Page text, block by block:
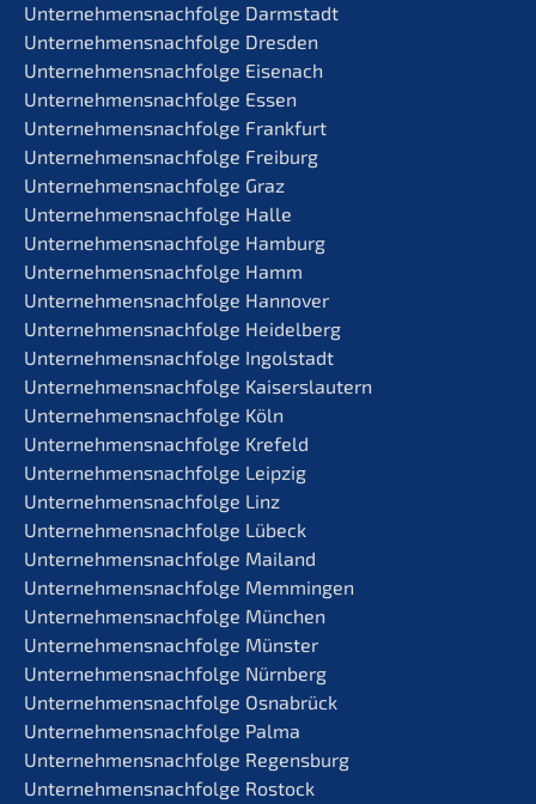
Unternehmens­nachfolge Darmstadt
Unternehmens­nachfolge Dresden
Unternehmens­nachfolge Eisenach
Unternehmens­nachfolge Essen
Unternehmens­nachfolge Frankfurt
Unternehmens­nachfolge Freiburg
Unternehmens­nachfolge Graz
Unternehmens­nachfolge Halle
Unternehmens­nachfolge Hamburg
Unternehmens­nachfolge Hamm
Unternehmens­nachfolge Hannover
Unternehmens­nachfolge Heidelberg
Unternehmens­nachfolge Ingolstadt
Unternehmens­nachfolge Kaiserslautern
Unternehmens­nachfolge Köln
Unternehmens­nachfolge Krefeld
Unternehmens­nachfolge Leipzig
Unternehmens­nachfolge Linz
Unternehmens­nachfolge Lübeck
Unternehmens­nachfolge Mailand
Unternehmens­nachfolge Memmingen
Unternehmens­nachfolge München
Unternehmens­nachfolge Münster
Unternehmens­nachfolge Nürnberg
Unternehmens­nachfolge Osnabrück
Unternehmens­nachfolge Palma
Unternehmens­nachfolge Regensburg
Unternehmens­nachfolge Rostock